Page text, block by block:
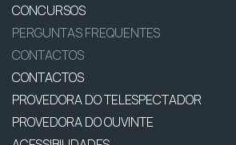
CONCURSOS
PERGUNTAS FREQUENTES
CONTACTOS
CONTACTOS
PROVEDORA DO TELESPECTADOR
PROVEDORA DO OUVINTE